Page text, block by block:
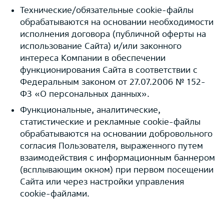
Технические/обязательные cookie-файлы
обрабатываются на основании необходимости
исполнения договора (публичной оферты на
использование Сайта) и/или законного
интереса Компании в обеспечении
функционирования Сайта в соответствии с
Федеральным законом от 27.07.2006 № 152-
ФЗ «О персональных данных».
Функциональные, аналитические,
статистические и рекламные cookie-файлы
обрабатываются на основании добровольного
согласия Пользователя, выраженного путем
взаимодействия с информационным баннером
(всплывающим окном) при первом посещении
Сайта или через настройки управления
cookie-файлами.